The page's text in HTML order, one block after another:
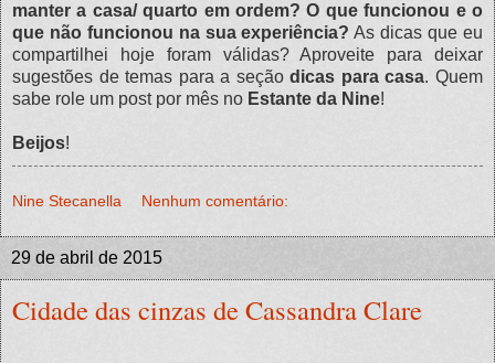
manter a casa/ quarto em ordem? O que funcionou e o
que não funcionou na sua experiência? As dicas que eu
compartilhei hoje foram válidas? Aproveite para deixar
sugestões de temas para a seçãodicas para casa. Quem
sabe role um post por mês no Estante da Nine!
Beijos!
Nine Stecanella Nenhum comentário:
29 de abril de 2015
Cidade das cinzas de Cassandra Clare